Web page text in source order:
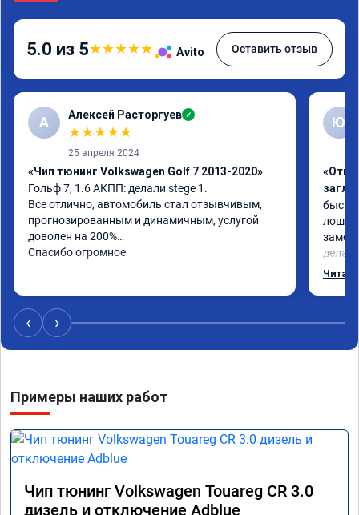
5.0 из 5★★★★★ Avito Оставить отзыв
А Алексей Расторгуев ✓
★★★★★
25 апреля 2024
«Чип тюнинг Volkswagen Golf 7 2013-2020»
Гольф 7, 1.6 АКПП: делали stege 1.
Все отлично, автомобиль стал отзывчивым,
прогнозированным и динамичным, услугой
доволен на 200%
Спасибо огромное
Ю
может
‹ ›
Примеры наших работ
Чип тюнинг Volkswagen Touareg CR 3.0
дизель и отключение Adblue